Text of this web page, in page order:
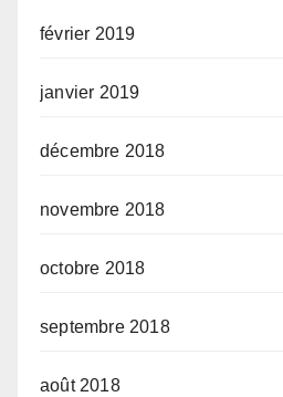
février 2019
janvier 2019
décembre 2018
novembre 2018
octobre 2018
septembre 2018
août 2018